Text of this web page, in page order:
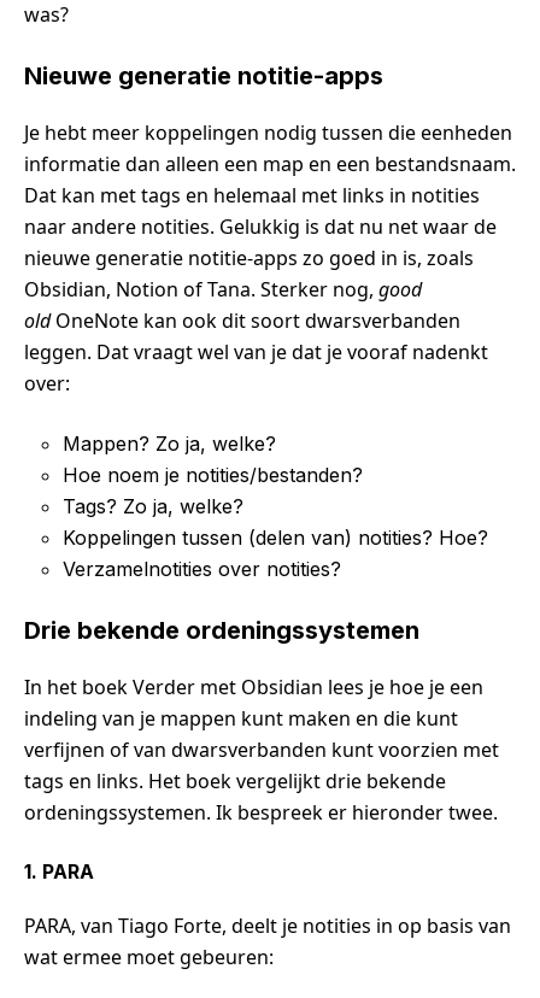
was?
Nieuwe generatie notitie-apps
Je hebt meer koppelingen nodig tussen die eenheden
informatie dan alleen een map en een bestandsnaam.
Dat kan met tags en helemaal met links in notities
naar andere notities. Gelukkig is dat nu net waar de
nieuwe generatie notitie-apps zo goed in is, zoals
Obsidian, Notion of Tana. Sterker nog, good
oldOneNote kan ook dit soort dwarsverbanden
leggen. Dat vraagt wel van je dat je vooraf nadenkt
over:
Mappen? Zo ja, welke?
Hoe noem je notities/bestanden?
Tags? Zo ja, welke?
Koppelingen tussen (delen van) notities? Hoe?
Verzamelnotities over notities?
Drie bekende ordeningssystemen
In het boek Verder met Obsidian lees je hoe je een
indeling van je mappen kunt maken en die kunt
verfijnen of van dwarsverbanden kunt voorzien met
tags en links. Het boek vergelijkt drie bekende
ordeningssystemen. Ik bespreek er hieronder twee.
1. PARA
PARA, van Tiago Forte, deelt je notities in op basis van
wat ermee moet gebeuren: